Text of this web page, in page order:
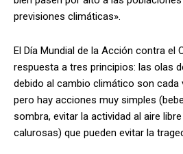
previsiones climáticas».
El Día Mundial de la Acción contra el
respuesta a tres principios: las olas
debido al cambio climático son
pero hay acciones muy simples
sombra, evitar la actividad al aire
calurosas) que pueden evitar la